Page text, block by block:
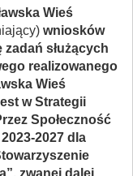
Wieś
wniosków
służących
realizowanego
Wieś
w Strategii
Społeczność
2027 dla
zwanej dalej